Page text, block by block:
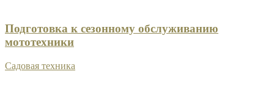
Подготовка к сезонному обслуживанию
мототехники
Садовая техника